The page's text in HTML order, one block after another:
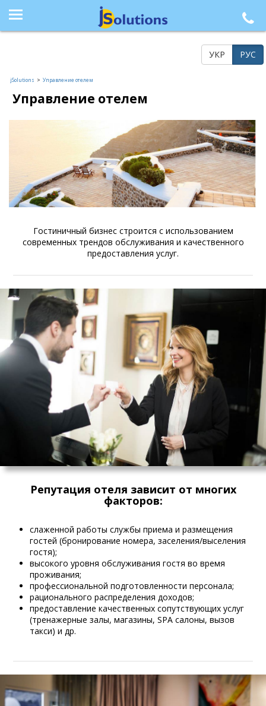
+38 (044) 564-77-33, +38 (095) 617-41-15, +38 (066) 986-85-23, +38 (073) 218-42-21
УКР РУС
jSolutions > Управление отелем
Управление отелем
Гостиничный бизнес строится с использованием
современных трендов обслуживания и качественного
предоставления услуг.
Репутация отеля зависит от многих
факторов:
слаженной работы службы приема и размещения
гостей (бронирование номера, заселения/выселения
гостя);
высокого уровня обслуживания гостя во время
проживания;
профессиональной подготовленности персонала;
рационального распределения доходов;
предоставление качественных сопутствующих услуг
(тренажерные залы, магазины, SPA салоны, вызов
такси) и др.